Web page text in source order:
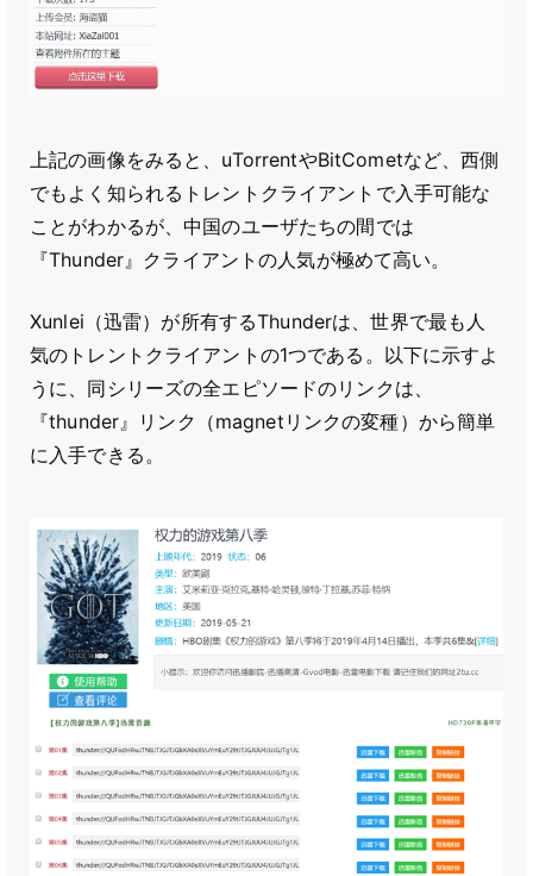
上記の画像をみると、uTorrentやBitCometなど、西側
でもよく知られるトレントクライアントで入手可能な
ことがわかるが、中国のユーザたちの間では
『Thunder』クライアントの人気が極めて高い。
Xunlei（迅雷）が所有するThunderは、世界で最も人
気のトレントクライアントの1つである。以下に示すよ
うに、同シリーズの全エピソードのリンクは、
『thunder』リンク（magnetリンクの変種）から簡単
に入手できる。